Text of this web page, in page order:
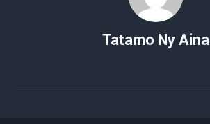
Tatamo Ny Aina